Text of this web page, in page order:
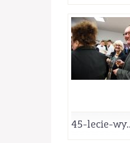
45-lecie-